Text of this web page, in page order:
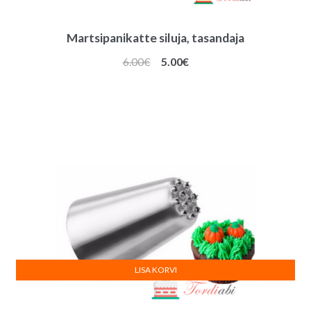
Martsipanikatte siluja, tasandaja
6.00€
Algne
5.00€Praegune
LISA KORVI